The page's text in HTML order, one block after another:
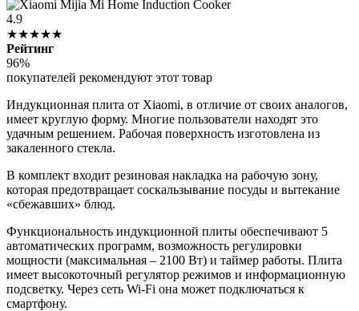
4.9
★★★★★
Рейтинг
96%
покупателей рекомендуют этот товар
Индукционная плита от Xiaomi, в отличие от своих аналогов,
имеет круглую форму. Многие пользователи находят это
удачным решением. Рабочая поверхность изготовлена из
закаленного стекла.
В комплект входит резиновая накладка на рабочую зону,
которая предотвращает соскальзывание посуды и вытекание
«сбежавших» блюд.
Функциональность индукционной плиты обеспечивают 5
автоматических программ, возможность регулировки
мощности (максимальная – 2100 Вт) и таймер работы. Плита
имеет высокоточный регулятор режимов и информационную
подсветку. Через сеть Wi-Fi она может подключаться к
смартфону.